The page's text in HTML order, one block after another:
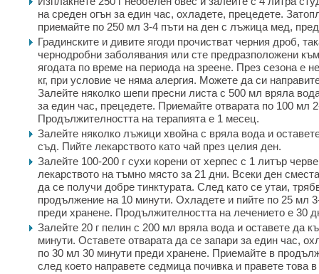
на среден огън за един час, охладете, прецедете.
приемайте по 250 мл 3-4 пъти на ден с лъжица мед,
Градинските и дивите ягоди прочистват черния дроб,
чернодробни заболявания или сте предразположени
ягодата по време на периода на зреене. През сезона е
кг, при условие че няма алергия. Можете да си
Залейте няколко шепи пресни листа с 500 мл вряла
за един час, прецедете. Приемайте отварата по 100 мл
Продължителността на терапията е 1 месец.
Залейте няколко лъжици хвойна с вряла вода и
съд. Пийте лекарството като чай през целия ден.
Залейте 100-200 г сухи корени от херпес с 1 литър
лекарството на тъмно място за 21 дни. Всеки ден
да се получи добре тинктурата. След като се утаи,
продължение на 10 минути. Охладете и пийте по 25 мл
преди хранене. Продължителността на лечението е 30
Залейте 20 г пелин с 200 мл вряла вода и оставете да
минути. Оставете отварата да се запари за един час,
по 30 мл 30 минути преди хранене. Приемайте в
след което направете седмица почивка и правете това